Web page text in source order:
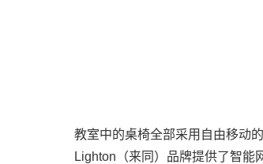
教室中的桌椅全部采用自由移动
Lighton（来同）品牌提供了智能